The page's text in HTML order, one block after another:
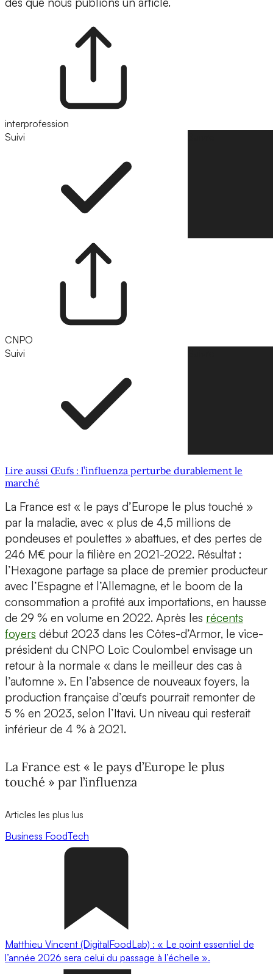
interprofession
Suivi
CNPO
Suivi
Lire aussi Œufs : l’influenza perturbe durablement le
marché
La France est « le pays d’Europe le plus touché »
par la maladie, avec « plus de 4,5 millions de
pondeuses et poulettes » abattues, et des pertes de
246 M€ pour la filière en 2021-2022. Résultat :
l’Hexagone partage sa place de premier producteur
avec l’Espagne et l’Allemagne, et le boom de la
consommation a profité aux importations, en hausse
de 29 % en volume en 2022. Après les récents
foyers début 2023 dans les Côtes-d’Armor, le vice-
président du CNPO Loïc Coulombel envisage un
retour à la normale « dans le meilleur des cas à
l’automne ». En l’absence de nouveaux foyers, la
production française d’œufs pourrait remonter de
5 % en 2023, selon l’Itavi. Un niveau qui resterait
inférieur de 4 % à 2021.
La France est « le pays d’Europe le plus
touché » par l’influenza
Articles les plus lus
Business FoodTech
Matthieu Vincent (DigitalFoodLab) : « Le point essentiel de
l’année 2026 sera celui du passage à l’échelle ».